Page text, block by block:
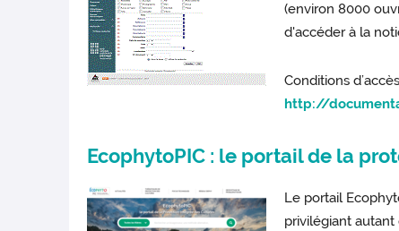
(environ 8000
d'accéder à la
Conditions
http://
EcophytoPIC : le portail de la
Le portail
privilégiant